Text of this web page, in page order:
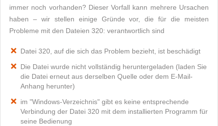
immer noch vorhanden? Dieser Vorfall kann mehrere Ursachen
haben – wir stellen einige Gründe vor, die für die meisten
Probleme mit den Dateien 320: verantwortlich sind
Datei 320, auf die sich das Problem bezieht, ist beschädigt
Die Datei wurde nicht vollständig heruntergeladen (laden Sie
die Datei erneut aus derselben Quelle oder dem E-Mail-
Anhang herunter)
im "Windows-Verzeichnis" gibt es keine entsprechende
Verbindung der Datei 320 mit dem installierten Programm für
seine Bedienung